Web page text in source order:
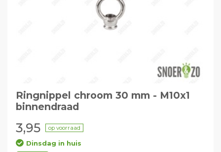
Ringnippel chroom 30 mm - M10x1
binnendraad
3,95 op voorraad
Dinsdag in huis